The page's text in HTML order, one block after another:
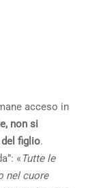
acceso in
non si
figlio.
« Tutte le
nel cuore